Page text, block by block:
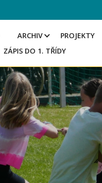
ARCHIV PROJEKTY
ZÁPIS DO 1. TŘÍDY